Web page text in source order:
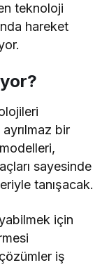
teknoloji
hareket
bir
sayesinde
tanışacak.
için
iş